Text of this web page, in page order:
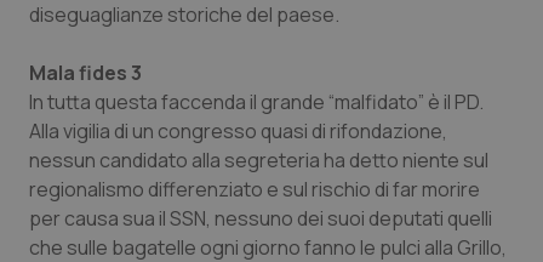
diseguaglianze storiche del paese.
Mala fides 3
In tutta questa faccenda il grande “malfidato” è il PD.
Alla vigilia di un congresso quasi di rifondazione,
nessun candidato alla segreteria ha detto niente sul
regionalismo differenziato e sul rischio di far morire
per causa sua il SSN, nessuno dei suoi deputati quelli
che sulle bagatelle ogni giorno fanno le pulci alla Grillo,